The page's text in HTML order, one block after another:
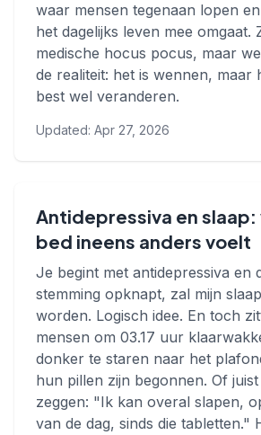
waar mensen tegenaan lopen
het dagelijks leven mee omgaat.
medische hocus pocus, maar
de realiteit: het is wennen, maar
best wel veranderen.
Updated: Apr 27, 2026
Antidepressiva en slaap:
bed ineens anders voelt
Je begint met antidepressiva en
stemming opknapt, zal mijn
worden. Logisch idee. En toch
mensen om 03.17 uur
donker te staren naar het
hun pillen zijn begonnen. Of
zeggen: "Ik kan overal slapen,
van de dag, sinds die tabletten."